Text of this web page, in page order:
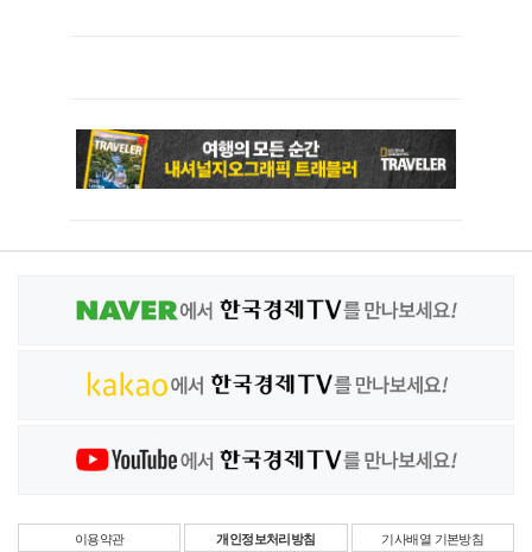
이용약관 개인정보처리방침 기사배열 기본방침